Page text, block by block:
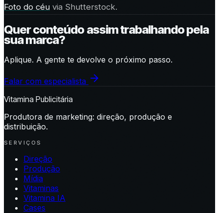
Foto do céu via Shutterstock.
Quer conteúdo assim trabalhando pela
sua marca?
Aplique. A gente te devolve o próximo passo.
Falar com especialista
Vitamina Publicitária
Produtora de marketing: direção, produção e
distribuição.
SERVIÇOS
Direção
Produção
Mídia
Vitaminas
Vitamina IA
Cases